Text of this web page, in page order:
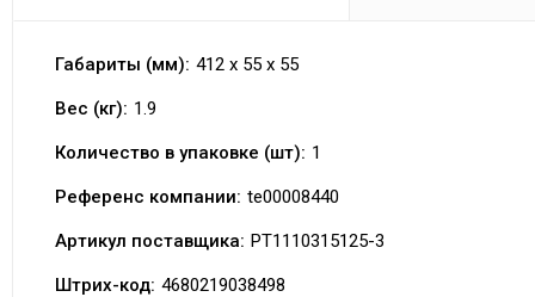
Габариты (мм): 412 x 55 x 55
Вес (кг): 1.9
Количество в упаковке (шт): 1
Референс компании: te00008440
Артикул поставщика: PT1110315125-3
Штрих-код: 4680219038498